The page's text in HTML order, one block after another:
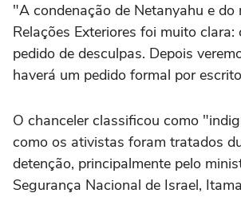
"A condenação de Netanyahu e do
Relações Exteriores foi muito
pedido de desculpas. Depois
haverá um pedido formal por
O chanceler classificou como
como os ativistas foram tratados
detenção, principalmente pelo
Segurança Nacional de Israel,